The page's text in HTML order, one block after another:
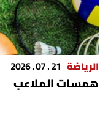
الرياضة 21 . 07 . 2026
همسات الملاعب